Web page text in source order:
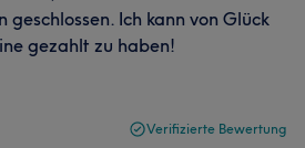
Ich kann von Glück
gezahlt zu haben!
Verifizierte Bewertung